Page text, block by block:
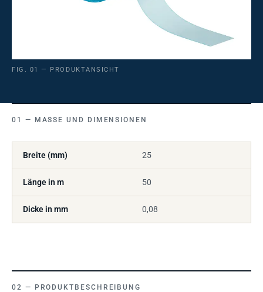
FIG. 01 — PRODUKTANSICHT
MASSE UND DIMENSIONEN
Breite (mm) 25
Länge in m 50
Dicke in mm 0,08
PRODUKTBESCHREIBUNG